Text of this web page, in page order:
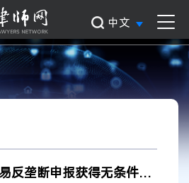
中文
反垄断申报获得无条件批准